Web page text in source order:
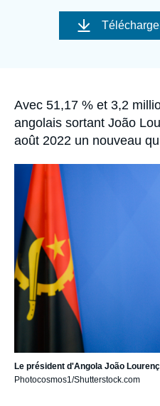
Nous
Image
couverture
Accroche
Avec 51,17 % et 3,2
angolais sortant João
août 2022 un nouveau
Image
principale
Le président d'Angola João
Photocosmos1/Shutterstock.com